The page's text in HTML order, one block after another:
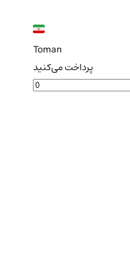
Toman
پرداخت می‌کنید